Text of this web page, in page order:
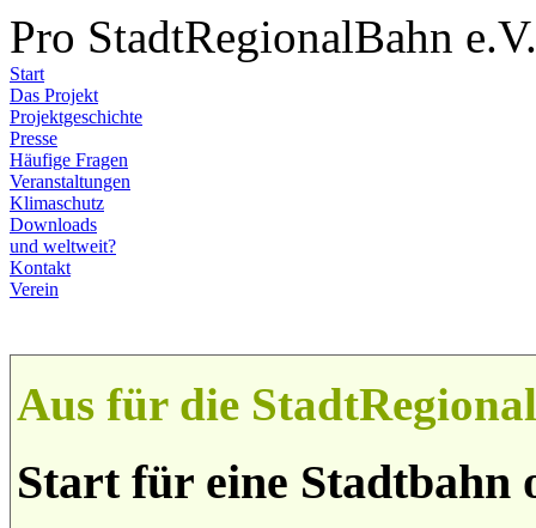
Pro StadtRegionalBahn e.V.
Start
Das Projekt
Projektgeschichte
Presse
Häufige Fragen
Veranstaltungen
Klimaschutz
Downloads
und weltweit?
Kontakt
Verein
Aus für die
Start für eine Stadtbahn